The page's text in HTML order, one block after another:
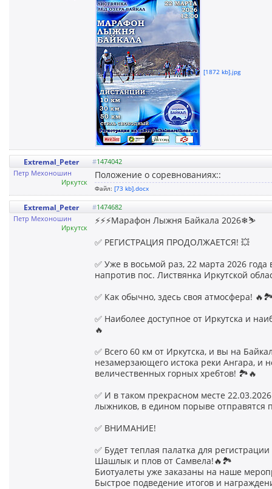
[1872 kb].jpg
Extremal_Peter #1474042
Петр Мехоношин
Иркутск
Положение о соревнованиях::
Файл: [73 kb].docx
Extremal_Peter #1474682
Петр Мехоношин
Иркутск
⚡️⚡️⚡️Марафон Лыжня Байкала 2026❄⛷
✅ РЕГИСТРАЦИЯ ПРОДОЛЖАЕТСЯ! 💥
✅ Уже в восьмой раз, 22 марта 2026 года
напротив пос. Листвянка Иркутской
✅ Как обычно, здесь своя атмосфера!
✅ Наиболее доступное от Иркутска и
🔥
✅ Всего 60 км от Иркутска, и вы на
незамерзающего истока реки Ангара, и
величественных горных хребтов! 🏞🔥
✅ И в таком прекрасном месте
лыжников, в едином порыве отправятся
✅ ВНИМАНИЕ!
✅ Будет теплая палатка для
Шашлык и плов от Самвела!🔥🏞
Биотуалеты уже заказаны на наше
Быстрое подведение итогов и